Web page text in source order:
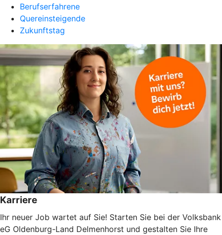
Berufserfahrene
Quereinsteigende
Zukunftstag
Karriere
Ihr neuer Job wartet auf Sie! Starten Sie bei der Volksbank
eG Oldenburg-Land Delmenhorst und gestalten Sie Ihre